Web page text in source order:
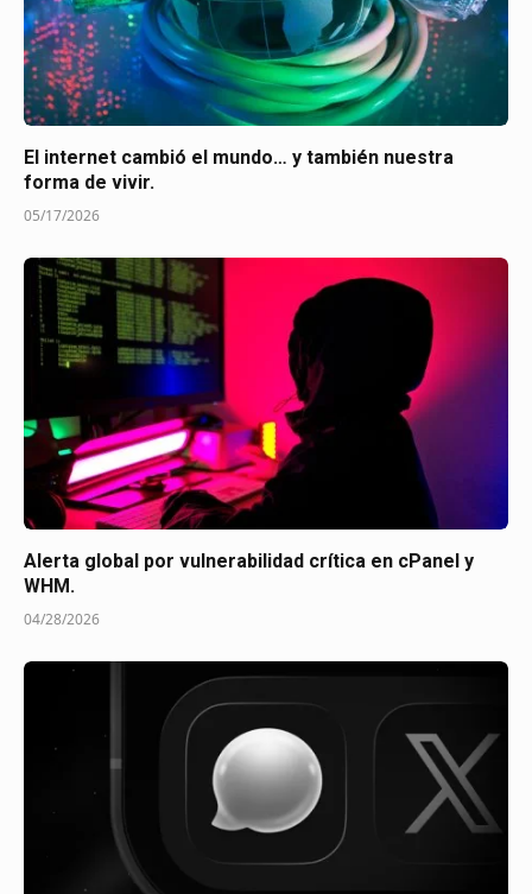
El internet cambió el mundo… y también nuestra
forma de vivir.
05/17/2026
Alerta global por vulnerabilidad crítica en cPanel y
WHM.
04/28/2026